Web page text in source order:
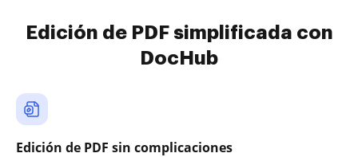
Edición de PDF simplificada con
DocHub
Edición de PDF sin complicaciones